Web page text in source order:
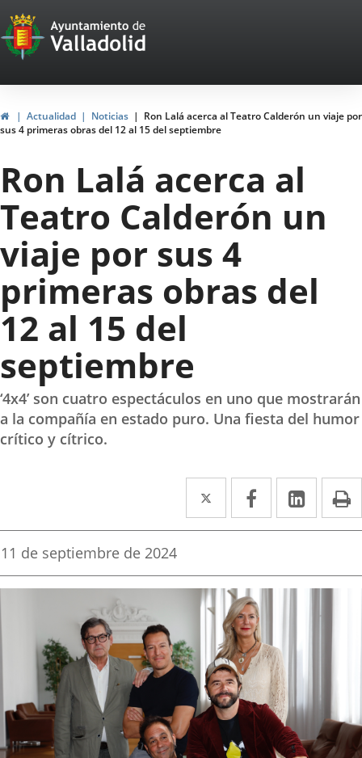
Portal
Web
del
Ayuntamiento
de
Valladolid
InicioActualidad Noticias
Ron Lalá acerca al Teatro Calderón un viaje por
sus 4 primeras obras del 12 al 15 del septiembre
Ron Lalá acerca al
Teatro Calderón un
viaje por sus 4
primeras obras del
12 al 15 del
septiembre
‘4x4’ son cuatro espectáculos en uno que mostrarán
a la compañía en estado puro. Una fiesta del humor
crítico y cítrico.
Twitter
Enlace
a
aplicación
externa.
Facebook
Enlace
a
aplicación
externa.
Enlace
a
Fecha
la
11 de septiembre de 2024